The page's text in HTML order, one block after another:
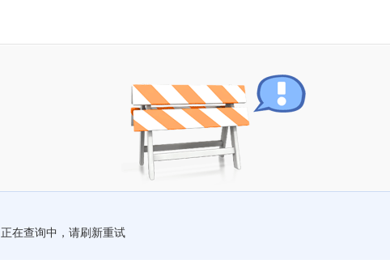
正在查询中，请刷新重试